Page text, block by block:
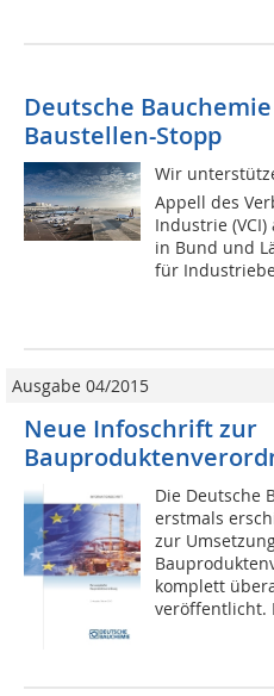
Deutsche
Baustellen-Stopp
Wir
Appell des
Industrie
in Bund und
für
Ausgabe 04/2015
Neue Infoschrift zur
Die Deutsche
erstmals
zur
komplett
veröffentlicht.